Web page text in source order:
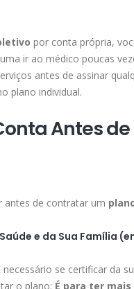
por conta própria,
ir ao médico poucas
antes de assinar
plano individual.
Antes
antes de contratar um
e da Sua Família
necessário se certificar da
o plano: É para ter